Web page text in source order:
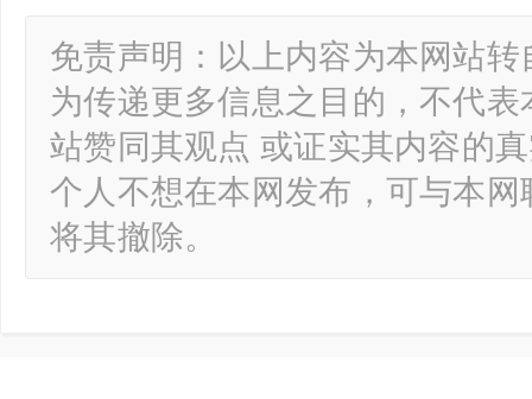
免责声明：以上内容为本网站
为传递更多信息之目的，不代
站赞同其观点 或证实其内容的
个人不想在本网发布，可与本
将其撤除。